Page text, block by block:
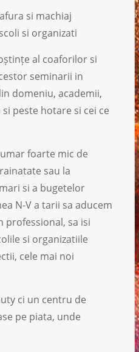
si machiaj
si organizati
al coaforilor si
seminarii in
domeniu, academii,
peste hotare si cei ce
foarte mic de
sau la
si a bugetelor
N-V a tarii sa aducem
professional, sa isi
si organizatiile
cele mai noi
ci un centru de
pe piata, unde